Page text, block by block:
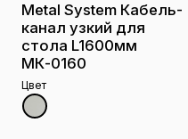
Metal System Кабель-
канал узкий для
стола L1600мм
МК-0160
Цвет